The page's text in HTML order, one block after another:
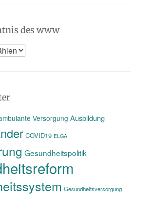
des www
Versorgung Ausbildung
COVID19 ELGA
Gesundheitspolitik
Gesundheitsversorgung